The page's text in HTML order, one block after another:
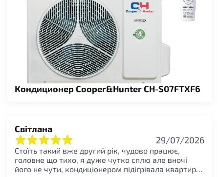
Кондиционер Cooper&Hunter CH-S07FTXF6
Світлана
29/07/2026
Стоїть такий вже другий рік, чудово працює,
головне що тихо, я дуже чутко сплю але вночі
його не чути, кондиціонером підігрівала квартиру